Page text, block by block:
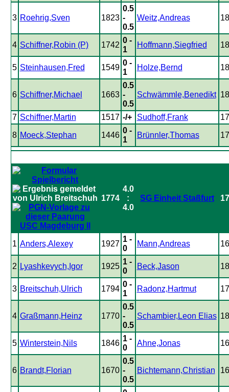
3 Roehrig,Sven 1823
0.5
-
0.5
Weitz,Andreas
4 Schiffner,Robin (P) 1742
0 -
1
Hoffmann,Siegfried
5 Steinhausen,Fred 1549
0 -
1
Holze,Bernd
6 Schiffner,Michael 1663
0.5
-
0.5
Schwämmle,Benedikt
7 Schiffner,Martin 1517 -/+ Sudhoff,Frank
8 Moeck,Stephan 1446
0 -
1
Brünnler,Thomas
USC Magdeburg II
1774
4.0
:
4.0
SG Einheit Staßfurt
1 Anders,Alexey 1927
1 -
0
Mann,Andreas
2 Lyashkevych,Igor 1925
1 -
0
Beck,Jason
3 Breitschuh,Ulrich 1794
0 -
1
Radonz,Hartmut
4 Graßmann,Heinz 1770
0.5
-
0.5
Schambier,Leon Elias
5 Winterstein,Nils 1846
1 -
0
Ahne,Jonas
6 Brandt,Florian 1670
0.5
-
0.5
Bichtemann,Christian